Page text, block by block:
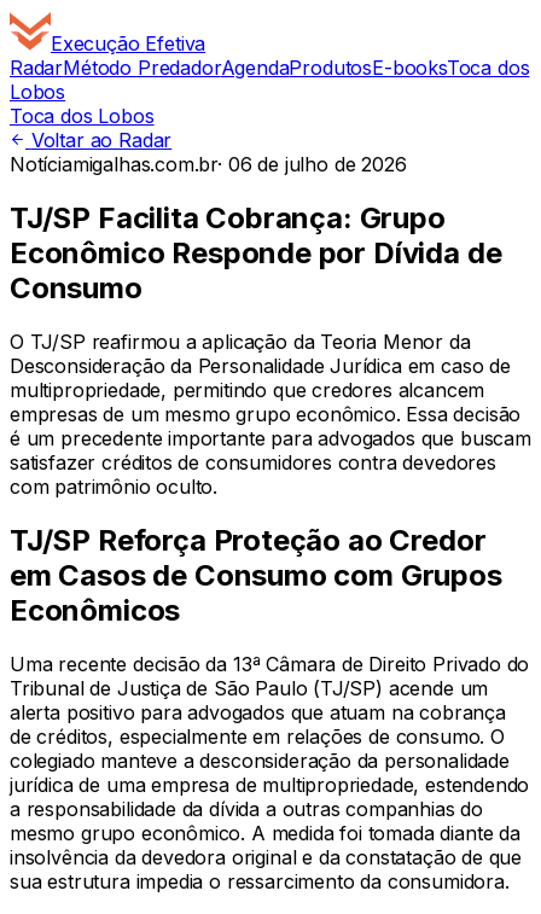
Execução Efetiva
RadarMétodo PredadorAgendaProdutosE-booksToca dos
Lobos
Toca dos Lobos
Voltar ao Radar
Notíciamigalhas.com.br· 06 de julho de 2026
TJ/SP Facilita Cobrança: Grupo
Econômico Responde por Dívida de
Consumo
O TJ/SP reafirmou a aplicação da Teoria Menor da
Desconsideração da Personalidade Jurídica em caso de
multipropriedade, permitindo que credores alcancem
empresas de um mesmo grupo econômico. Essa decisão
é um precedente importante para advogados que buscam
satisfazer créditos de consumidores contra devedores
com patrimônio oculto.
TJ/SP Reforça Proteção ao Credor
em Casos de Consumo com Grupos
Econômicos
Uma recente decisão da 13ª Câmara de Direito Privado do
Tribunal de Justiça de São Paulo (TJ/SP) acende um
alerta positivo para advogados que atuam na cobrança
de créditos, especialmente em relações de consumo. O
colegiado manteve a desconsideração da personalidade
jurídica de uma empresa de multipropriedade, estendendo
a responsabilidade da dívida a outras companhias do
mesmo grupo econômico. A medida foi tomada diante da
insolvência da devedora original e da constatação de que
sua estrutura impedia o ressarcimento da consumidora.